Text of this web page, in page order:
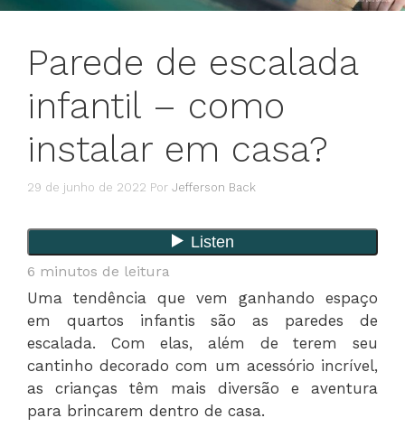
Parede de escalada
infantil – como
instalar em casa?
29 de junho de 2022 Por Jefferson Back
6 minutos de leitura
Uma tendência que vem ganhando espaço
em quartos infantis são as paredes de
escalada. Com elas, além de terem seu
cantinho decorado com um acessório incrível,
as crianças têm mais diversão e aventura
para brincarem dentro de casa.